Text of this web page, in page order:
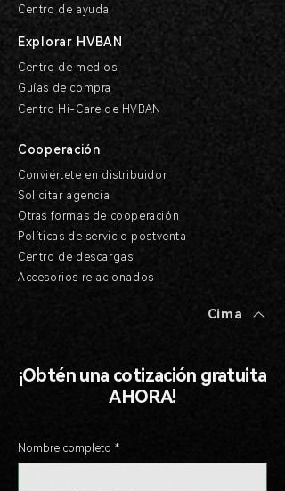
Cima
¡Obtén una cotización gratuita
AHORA!
Nombre completo *
Centro de ayuda
Explorar HVBAN
Centro de medios
Guías de compra
Centro Hi-Care de HVBAN
Cooperación
Conviértete en distribuidor
Solicitar agencia
Otras formas de cooperación
Políticas de servicio postventa
Centro de descargas
Accesorios relacionados